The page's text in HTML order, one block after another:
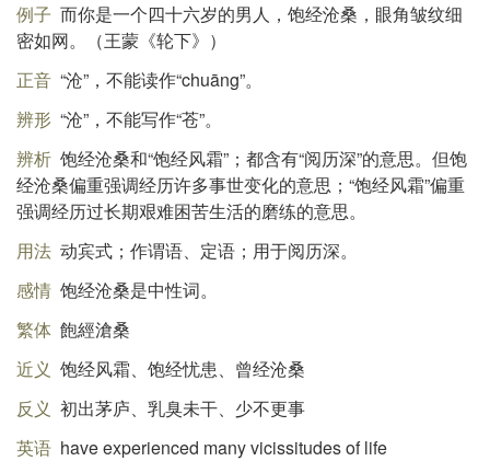
例子 而你是一个四十六岁的男人，饱经沧桑，眼角皱纹细
密如网。（王蒙《轮下》）
正音 “沧”，不能读作“chuāng”。
辨形 “沧”，不能写作“苍”。
辨析 饱经沧桑和“饱经风霜”；都含有“阅历深”的意思。但饱
经沧桑偏重强调经历许多事世变化的意思；“饱经风霜”偏重
强调经历过长期艰难困苦生活的磨练的意思。
用法 动宾式；作谓语、定语；用于阅历深。
感情 饱经沧桑是中性词。
繁体 飽經滄桑
近义 饱经风霜、饱经忧患、曾经沧桑
反义 初出茅庐、乳臭未干、少不更事
英语 have experienced many vicissitudes of life